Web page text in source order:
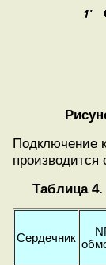
Подключение
Таблица 4.
Сердечник